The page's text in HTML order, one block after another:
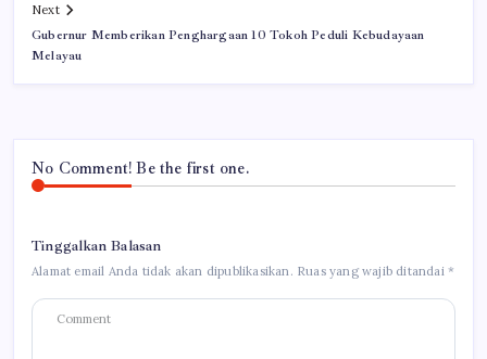
Next
Gubernur Memberikan Penghargaan 10 Tokoh Peduli Kebudayaan
Melayau
No Comment! Be the first one.
Tinggalkan Balasan
Alamat email Anda tidak akan dipublikasikan. Ruas yang wajib ditandai*